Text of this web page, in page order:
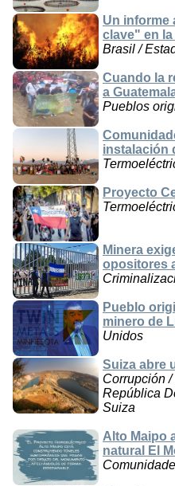
Un informe
clave" en
Brasil /
Cuando la
a
Pueblos
instalación
Proyecto
Minera
opositores
Pueblo
minero de
Unidos
Suiza abre
Corrupción
República
Suiza
Alto Maipo
natural El